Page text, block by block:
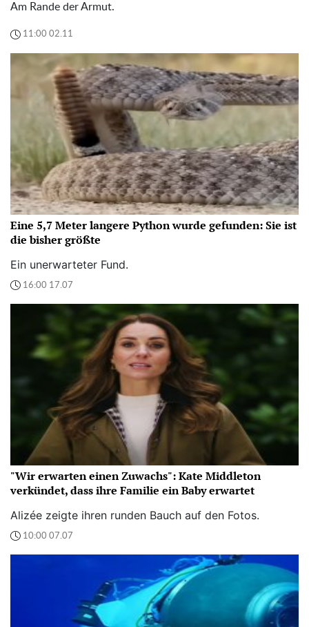
Am Rande der Armut.
11:00 02.11
Eine 5,7 Meter langere Python wurde gefunden: Sie ist
die bisher größte
Ein unerwarteter Fund.
16:00 17.07
"Wir erwarten einen Zuwachs": Kate Middleton
verkündet, dass ihre Familie ein Baby erwartet
Alizée zeigte ihren runden Bauch auf den Fotos.
10:00 07.07